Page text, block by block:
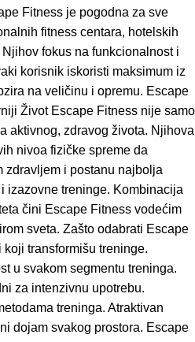
Fitness je pogodna za sve
fitness centara, hotelskih
fokus na funkcionalnost i
korisnik iskoristi maksimum iz
na veličinu i opremu. Escape
Život Escape Fitness nije samo
aktivnog, zdravog života. Njihova
nivoa fizičke spreme da
zdravljem i postanu najbolja
izazovne treninge. Kombinacija
čini Escape Fitness vodećim
sveta. Zašto odabrati Escape
transformišu treninge.
u svakom segmentu treninga.
za intenzivnu upotrebu.
treninga. Atraktivan
dojam svakog prostora. Escape